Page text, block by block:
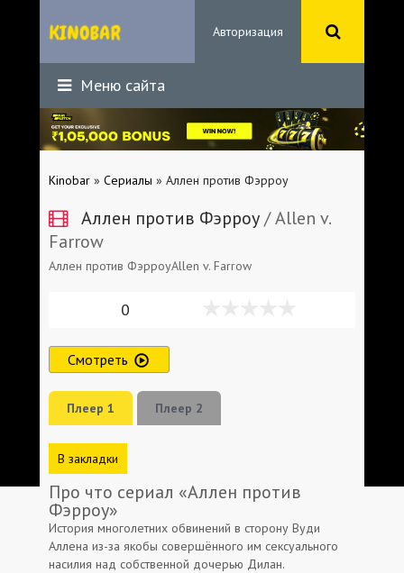
Авторизация
Меню сайта
Kinobar » Сериалы » Аллен против Фэрроу
Аллен против Фэрроу/ Allen v.
Farrow
Аллен против ФэрроуAllen v. Farrow
0
Смотреть
Плеер 1 Плеер 2
В закладки
Про что сериал «Аллен против
Фэрроу»
История многолетних обвинений в сторону Вуди
Аллена из-за якобы совершённого им сексуального
насилия над собственной дочерью Дилан.